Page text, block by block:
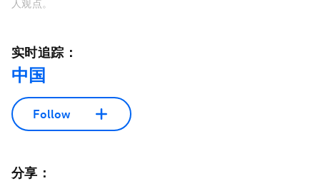
人观点。
实时追踪：
中国
Follow
分享：